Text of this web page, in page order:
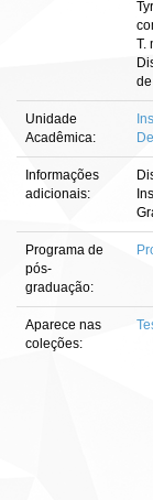
T.
Unidade
Acadêmica:
Informações
adicionais:
Programa de
pós-
graduação:
Aparece nas
coleções: